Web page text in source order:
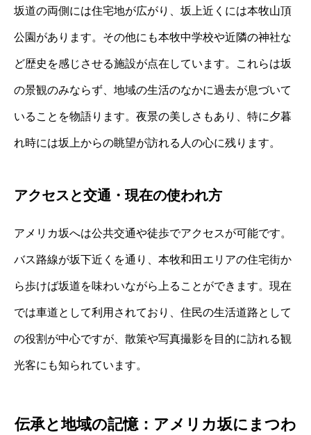
坂道の両側には住宅地が広がり、坂上近くには本牧山頂
公園があります。その他にも本牧中学校や近隣の神社な
ど歴史を感じさせる施設が点在しています。これらは坂
の景観のみならず、地域の生活のなかに過去が息づいて
いることを物語ります。夜景の美しさもあり、特に夕暮
れ時には坂上からの眺望が訪れる人の心に残ります。
アクセスと交通・現在の使われ方
アメリカ坂へは公共交通や徒歩でアクセスが可能です。
バス路線が坂下近くを通り、本牧和田エリアの住宅街か
ら歩けば坂道を味わいながら上ることができます。現在
では車道として利用されており、住民の生活道路として
の役割が中心ですが、散策や写真撮影を目的に訪れる観
光客にも知られています。
伝承と地域の記憶：アメリカ坂にまつわ